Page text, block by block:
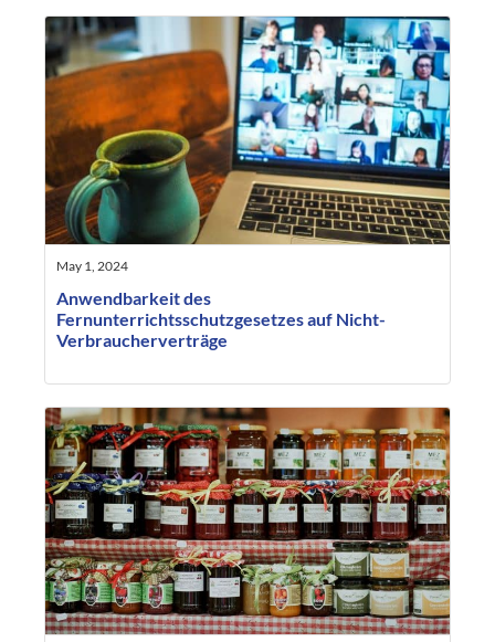
May 1, 2024
Anwendbarkeit des
Fernunterrichtsschutzgesetzes auf Nicht-
Verbraucherverträge